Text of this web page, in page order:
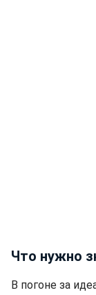
Что нужно
В погоне за